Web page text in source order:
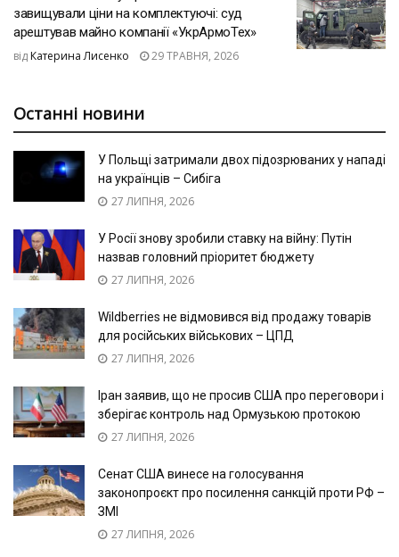
завищували ціни на комплектуючі: суд
арештував майно компанії «УкрАрмоТех»
від Катерина Лисенко 29 ТРАВНЯ, 2026
Останні новини
У Польщі затримали двох підозрюваних у нападі
на українців – Сибіга
27 ЛИПНЯ, 2026
У Росії знову зробили ставку на війну: Путін
назвав головний пріоритет бюджету
27 ЛИПНЯ, 2026
Wildberries не відмовився від продажу товарів
для російських військових – ЦПД
27 ЛИПНЯ, 2026
Іран заявив, що не просив США про переговори і
зберігає контроль над Ормузькою протокою
27 ЛИПНЯ, 2026
Сенат США винесе на голосування
законопроєкт про посилення санкцій проти РФ –
ЗМІ
27 ЛИПНЯ, 2026